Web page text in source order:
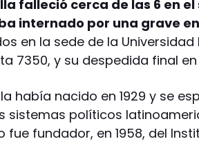
falleció cerca de las 6 en
internado por una grave
en la sede de la Universidad
7350, y su despedida final
había nacido en 1929 y se
sistemas políticos
fue fundador, en 1958, del